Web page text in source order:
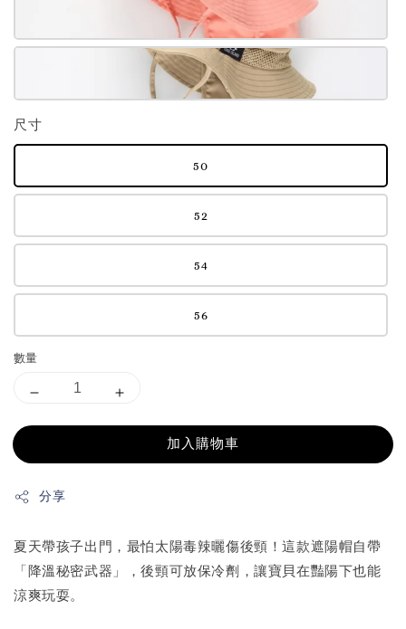
尺寸
50
52
54
56
數量
加入購物車
分享
夏天帶孩子出門，最怕太陽毒辣曬傷後頸！這款遮陽帽自帶
「降溫秘密武器」，後頸可放保冷劑，讓寶貝在豔陽下也能
涼爽玩耍。